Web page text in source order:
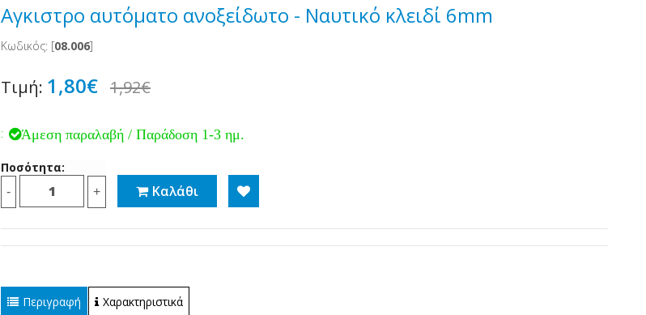
Αγκιστρο αυτόματο ανοξείδωτο - Ναυτικό κλειδί 6mm
Κωδικός: [08.006]
Τιμή: 1,80€ 1,92€
: Άμεση παραλαβή / Παράδοση 1-3 ημ.
Ποσότητα:
- + Καλάθι
Περιγραφή Χαρακτηριστικά